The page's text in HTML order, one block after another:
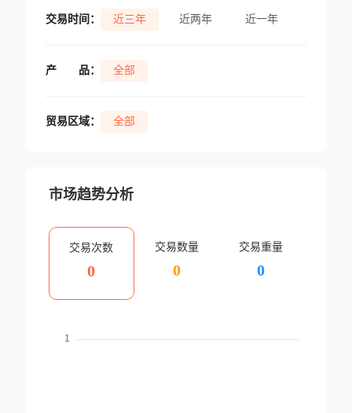
交易时间： 近三年 近两年 近一年
产 品： 全部
贸易区域： 全部
市场趋势分析
交易次数
0
交易数量
0
交易重量
0